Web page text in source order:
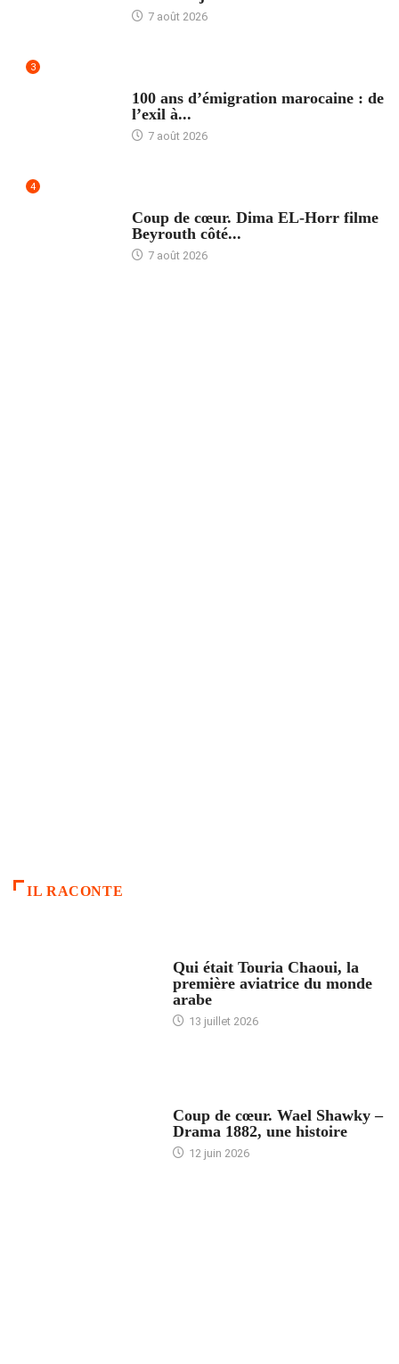
7 août 2026
3
100 ans d’émigration marocaine : de
l’exil à...
7 août 2026
4
Coup de cœur. Dima EL-Horr filme
Beyrouth côté...
7 août 2026
IL RACONTE
Qui était Touria Chaoui, la
première aviatrice du monde
arabe
13 juillet 2026
Coup de cœur. Wael Shawky –
Drama 1882, une histoire
12 juin 2026